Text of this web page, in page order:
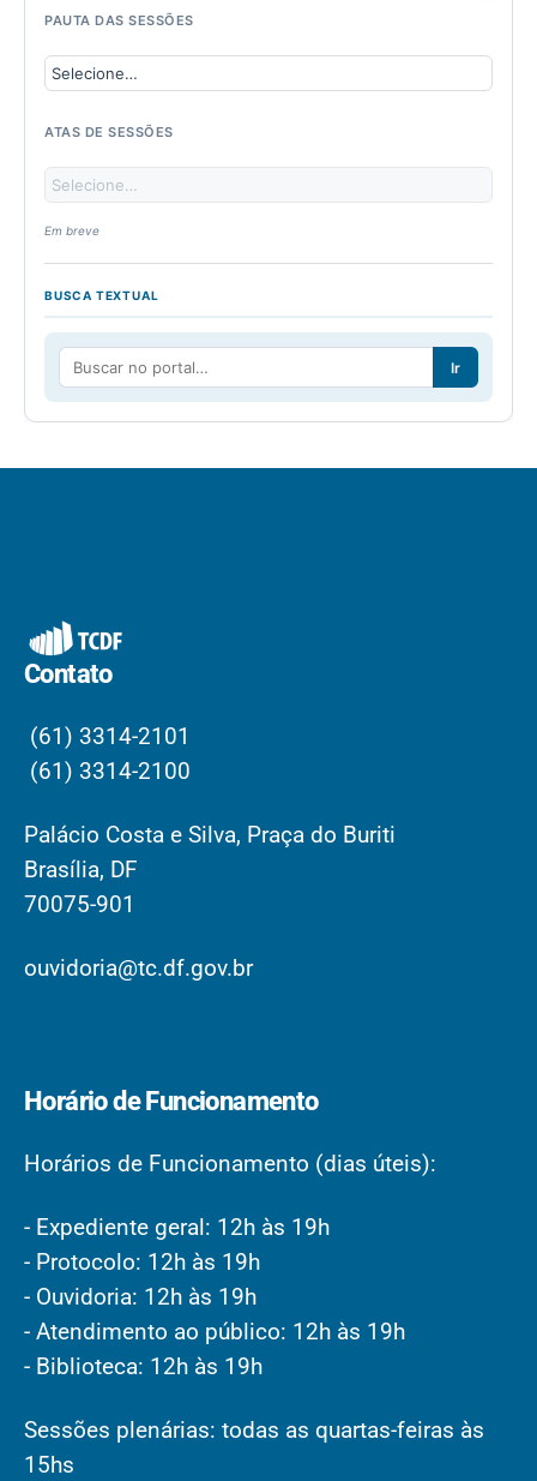
PAUTA DAS SESSÕES
ATAS DE SESSÕES
Em breve
BUSCA TEXTUAL
Ir
Contato
(61) 3314-2101
(61) 3314-2100
Palácio Costa e Silva, Praça do Buriti
Brasília, DF
70075-901
ouvidoria@tc.df.gov.br
Horário de Funcionamento
Horários de Funcionamento (dias úteis):
- Expediente geral: 12h às 19h
- Protocolo: 12h às 19h
- Ouvidoria: 12h às 19h
- Atendimento ao público: 12h às 19h
- Biblioteca: 12h às 19h
Sessões plenárias: todas as quartas-feiras às
15hs